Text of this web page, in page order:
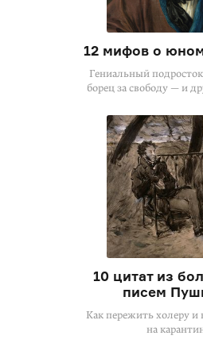
12 мифов о
Гениальный
борец за свободу — и
10 цитат из
писем
Как пережить холеру и
на